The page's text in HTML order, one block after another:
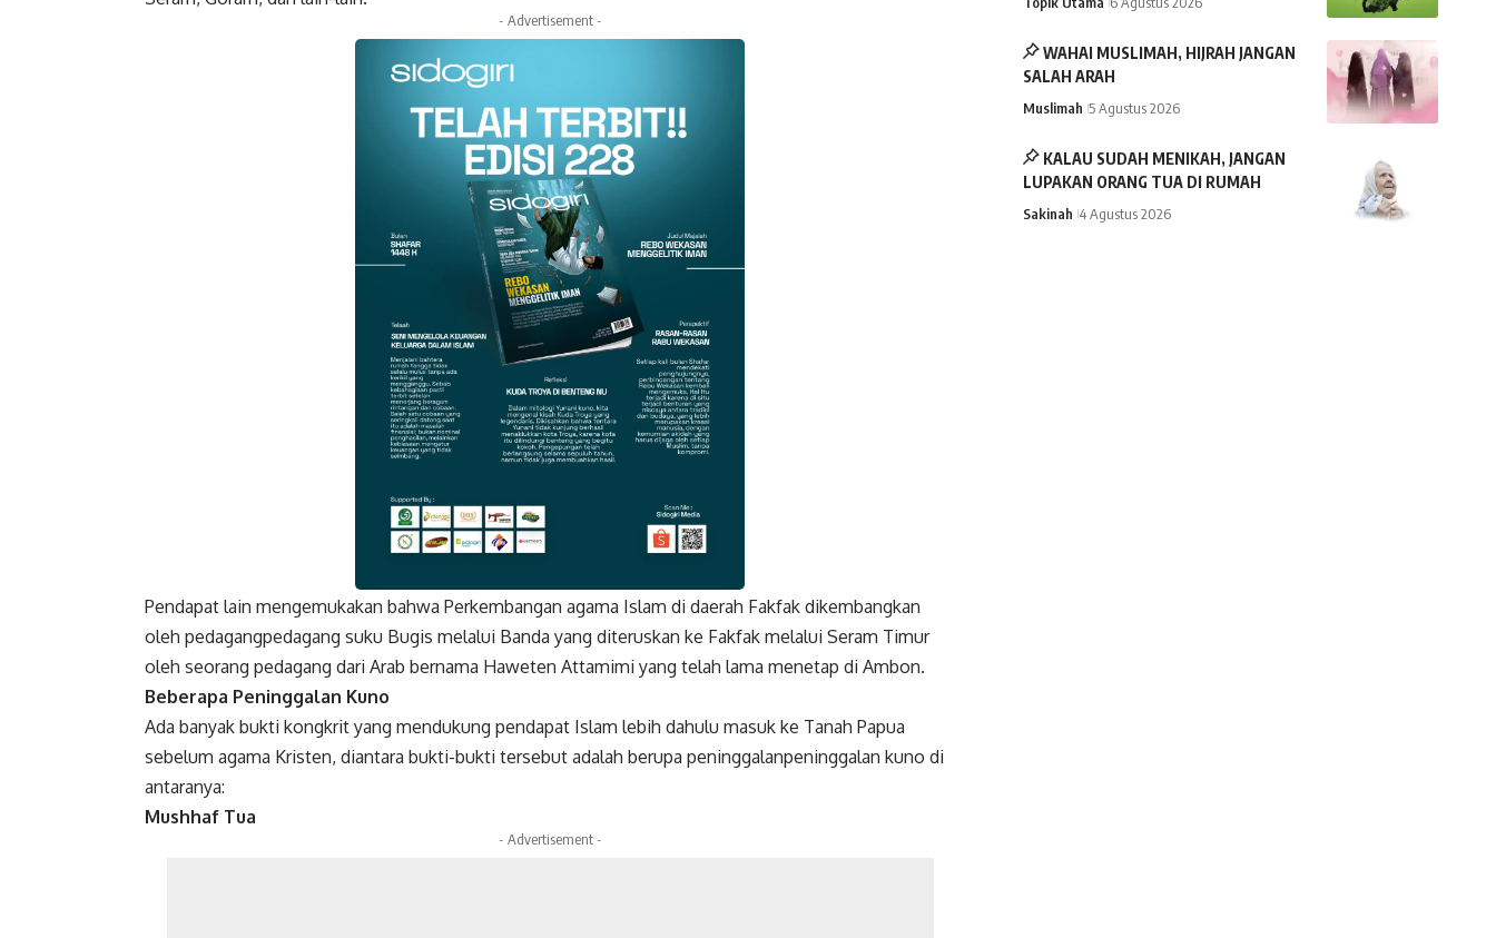
- Advertisement -
Facebook
Gmail
Facebook Twitter Gmail
Pendapat lain mengemukakan bahwa Perkembangan agama Islam di daerah Fakfak dikembangkan
oleh pedagangpedagang suku Bugis melalui Banda yang diteruskan ke Fakfak melalui Seram Timur
oleh seorang pedagang dari Arab bernama Haweten Attamimi yang telah lama menetap di Ambon.
Beberapa Peninggalan Kuno
Ada banyak bukti kongkrit yang mendukung pendapat Islam lebih dahulu masuk ke Tanah Papua
sebelum agama Kristen, diantara bukti-bukti tersebut adalah berupa peninggalanpeninggalan kuno di
antaranya:
Mushhaf Tua
- Advertisement -
WAHAI MUSLIMAH, HIJRAH JANGAN
SALAH ARAH
Muslimah 5 Agustus 2026
KALAU SUDAH MENIKAH, JANGAN
LUPAKAN ORANG TUA DI RUMAH
Sakinah 4 Agustus 2026